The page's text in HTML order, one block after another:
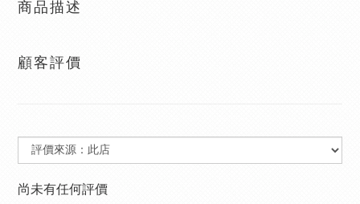
商品描述
顧客評價
尚未有任何評價